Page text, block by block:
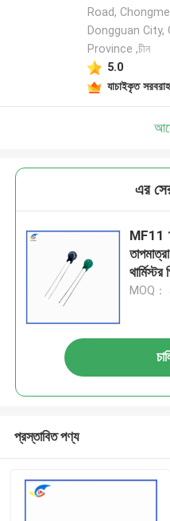
Road,
Dongguan City,
Province ,চীন
5.0
যাচাইকৃত
এর
MF11
MOQ：
প্রস্তাবিত পণ্য